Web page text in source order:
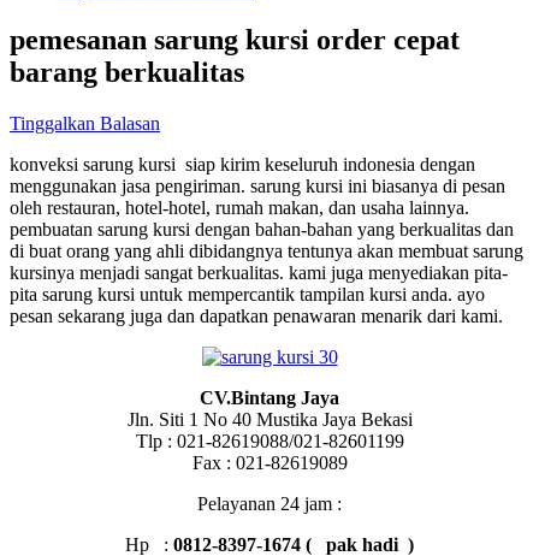
pemesanan sarung kursi order cepat
barang berkualitas
Tinggalkan Balasan
konveksi sarung kursi siap kirim keseluruh indonesia dengan
menggunakan jasa pengiriman. sarung kursi ini biasanya di pesan
oleh restauran, hotel-hotel, rumah makan, dan usaha lainnya.
pembuatan sarung kursi dengan bahan-bahan yang berkualitas dan
di buat orang yang ahli dibidangnya tentunya akan membuat sarung
kursinya menjadi sangat berkualitas. kami juga menyediakan pita-
pita sarung kursi untuk mempercantik tampilan kursi anda. ayo
pesan sekarang juga dan dapatkan penawaran menarik dari kami.
CV.Bintang Jaya
Jln. Siti 1 No 40 Mustika Jaya Bekasi
Tlp : 021-82619088/021-82601199
Fax : 021-82619089
Pelayanan 24 jam :
Hp : 0812-8397-1674 ( pak hadi )